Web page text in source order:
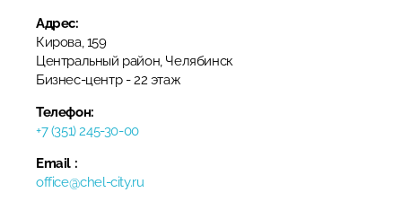
Адрес:
Кирова, 159
Центральный район, Челябинск
​Бизнес-центр​ - 22 этаж
Телефон:
+7 (351) 245-30-00
Email :
office@chel-city.ru